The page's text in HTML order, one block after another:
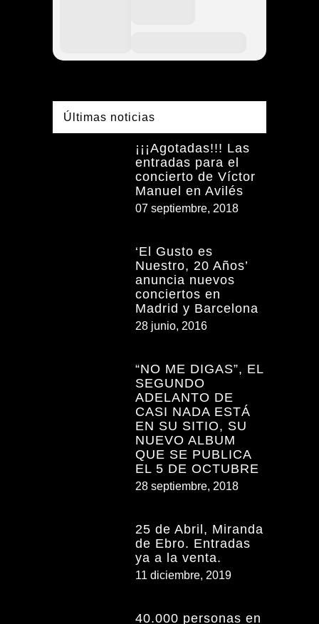
Últimas noticias
¡¡¡Agotadas!!! Las
entradas para el
concierto de Víctor
Manuel en Avilés
07 septiembre, 2018
‘El Gusto es
Nuestro, 20 Años’
anuncia nuevos
conciertos en
Madrid y Barcelona
28 junio, 2016
“NO ME DIGAS”, EL
SEGUNDO
ADELANTO DE
CASI NADA ESTÁ
EN SU SITIO, SU
NUEVO ALBUM
QUE SE PUBLICA
EL 5 DE OCTUBRE
28 septiembre, 2018
25 de Abril, Miranda
de Ebro. Entradas
ya a la venta.
11 diciembre, 2019
40.000 personas en